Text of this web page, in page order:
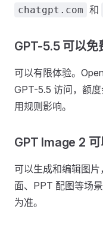
chatgpt.com 和
GPT-5.5 可以免
可以有限体验。
GPT-5.5 访问，额
用规则影响。
GPT Image 2 可
可以生成和编辑图
面、PPT 配图等场
为准。